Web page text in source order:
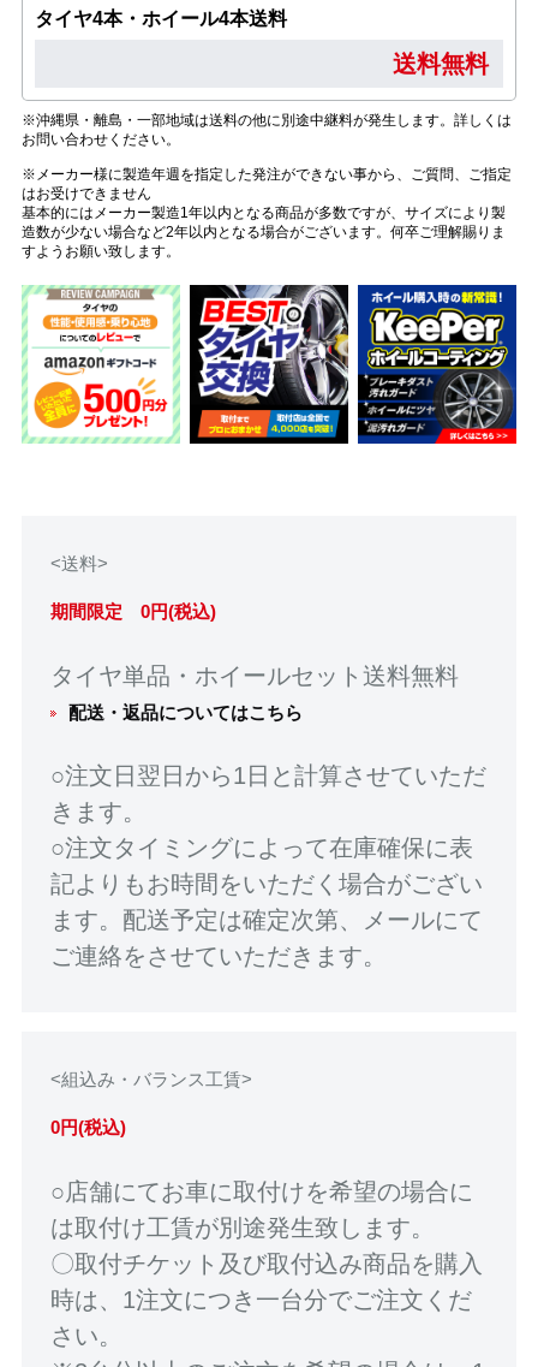
タイヤ4本・ホイール4本送料
送料無料
※沖縄県・離島・一部地域は送料の他に別途中継料が発生します。詳しくは
お問い合わせください。
※メーカー様に製造年週を指定した発注ができない事から、ご質問、ご指定
はお受けできません
基本的にはメーカー製造1年以内となる商品が多数ですが、サイズにより製
造数が少ない場合など2年以内となる場合がございます。何卒ご理解賜りま
すようお願い致します。
<送料>
期間限定 0円(税込)
タイヤ単品・ホイールセット送料無料
配送・返品についてはこちら
○注文日翌日から1日と計算させていただ
きます。
○注文タイミングによって在庫確保に表
記よりもお時間をいただく場合がござい
ます。配送予定は確定次第、メールにて
ご連絡をさせていただきます。
<組込み・バランス工賃>
0円(税込)
○店舗にてお車に取付けを希望の場合に
は取付け工賃が別途発生致します。
〇取付チケット及び取付込み商品を購入
時は、1注文につき一台分でご注文くだ
さい。